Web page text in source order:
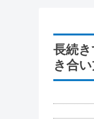
長続
き合